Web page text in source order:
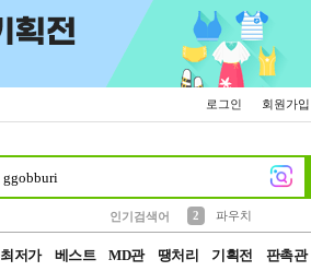
로그인 회원가입
인기검색어
2
파우치
최저가 베스트 MD관 땡처리 기획전 판촉관